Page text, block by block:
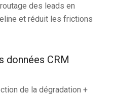
des leads en
et réduit les frictions
données CRM
de la dégradation +